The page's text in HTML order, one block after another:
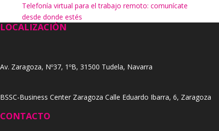
Telefonía virtual para el trabajo remoto: comunícate
desde donde estés
LOCALIZACIÓN
Av. Zaragoza, Nº37, 1ºB, 31500 Tudela, Navarra
BSSC-Business Center Zaragoza Calle Eduardo Ibarra, 6, Zaragoza
CONTACTO